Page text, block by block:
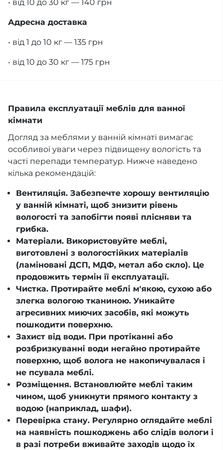
• від 10 до 30 кг — 140 грн
Адресна доставка
• від 1 до 10 кг — 135 грн
• від 10 до 30 кг — 175 грн
Правила експлуатації меблів для ванної
кімнати
Догляд за меблями у ванній кімнаті вимагає
особливої уваги через підвищену вологість та
часті перепади температур. Нижче наведено
кілька рекомендацій:
Вентиляція. Забезпечте хорошу вентиляцію
у ванній кімнаті, щоб знизити рівень
вологості та запобігти появі плісняви та
грибка.
Матеріали. Використовуйте меблі,
виготовлені з вологостійких матеріалів
(ламіновані ДСП, МДФ, метал або скло). Це
продовжить термін її експлуатації.
Чистка. Протирайте меблі м'якою, сухою або
злегка вологою тканиною. Уникайте
агресивних миючих засобів, які можуть
пошкодити поверхню.
Захист від води. При протіканні або
розбризкуванні води негайно протирайте
поверхню, щоб волога не накопичувалася і
не псувала меблі.
Розміщення. Встановлюйте меблі таким
чином, щоб уникнути прямого контакту з
водою (наприклад, шафи).
Перевірка стану. Регулярно оглядайте меблі
на наявність пошкоджень або слідів вологи і
в разі потреби вживайте заходів щодо їх